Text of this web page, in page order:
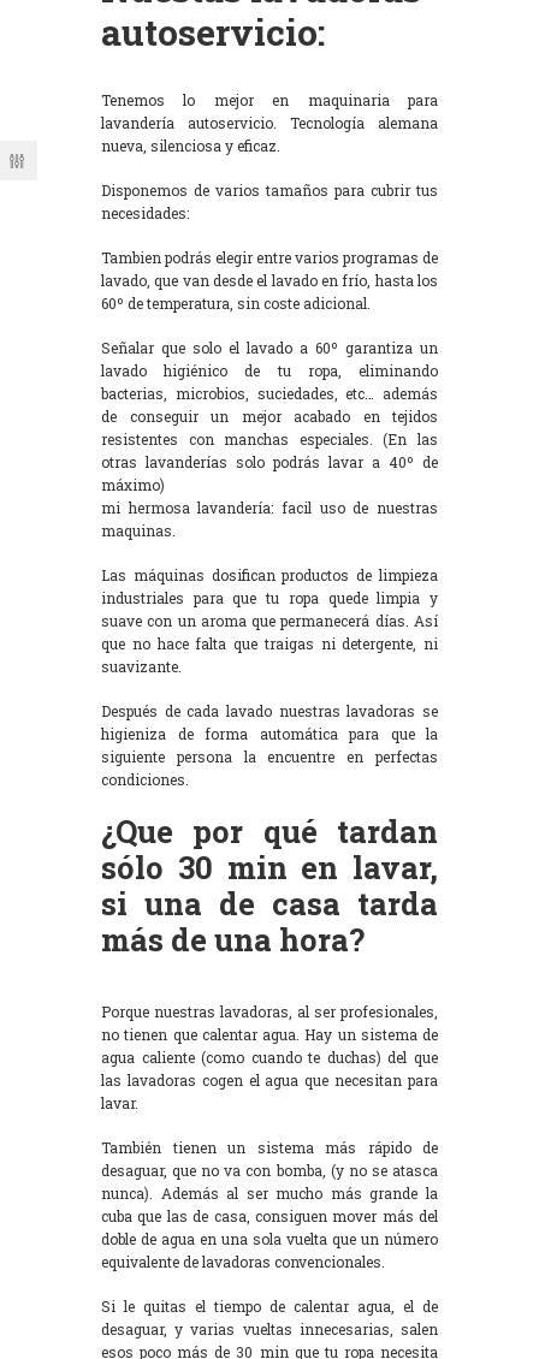
autoservicio:
Tenemos lo mejor en maquinaria para
lavandería autoservicio. Tecnología alemana
nueva, silenciosa y eficaz.
Disponemos de varios tamaños para cubrir tus
necesidades:
Tambien podrás elegir entre varios programas de
lavado, que van desde el lavado en frío, hasta los
60º de temperatura, sin coste adicional.
Señalar que solo el lavado a 60º garantiza un
lavado higiénico de tu ropa, eliminando
bacterias, microbios, suciedades, etc… además
de conseguir un mejor acabado en tejidos
resistentes con manchas especiales. (En las
otras lavanderías solo podrás lavar a 40º de
máximo)
mi hermosa lavandería: facil uso de nuestras
maquinas.
Las máquinas dosifican productos de limpieza
industriales para que tu ropa quede limpia y
suave con un aroma que permanecerá días. Así
que no hace falta que traigas ni detergente, ni
suavizante.
Después de cada lavado nuestras lavadoras se
higieniza de forma automática para que la
siguiente persona la encuentre en perfectas
condiciones.
¿Que por qué tardan
sólo 30 min en lavar,
si una de casa tarda
más de una hora?
Porque nuestras lavadoras, al ser profesionales,
no tienen que calentar agua. Hay un sistema de
agua caliente (como cuando te duchas) del que
las lavadoras cogen el agua que necesitan para
lavar.
También tienen un sistema más rápido de
desaguar, que no va con bomba, (y no se atasca
nunca). Además al ser mucho más grande la
cuba que las de casa, consiguen mover más del
doble de agua en una sola vuelta que un número
equivalente de lavadoras convencionales.
Si le quitas el tiempo de calentar agua, el de
desaguar, y varias vueltas innecesarias, salen
esos poco más de 30 min que tu ropa necesita